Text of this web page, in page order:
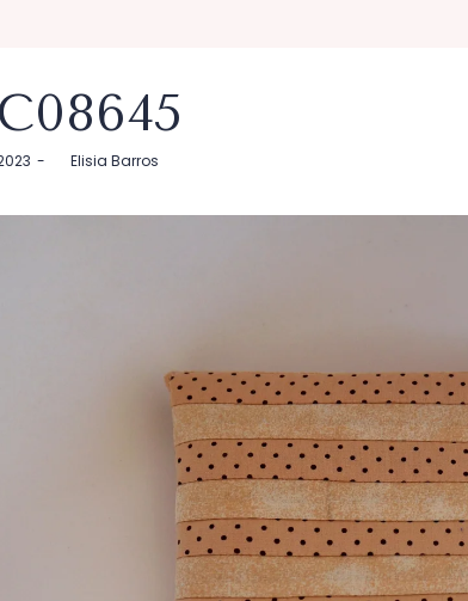
byElisia Barros